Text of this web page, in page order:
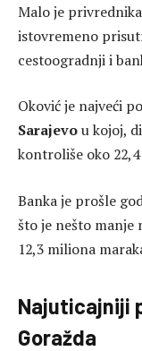
Malo je
istovremeno
cestoogradnji i
Oković je najveći
Sarajevou kojoj,
kontroliše oko
Banka je prošle
što je nešto manje
12,3 miliona
Najuticajniji
Goražda